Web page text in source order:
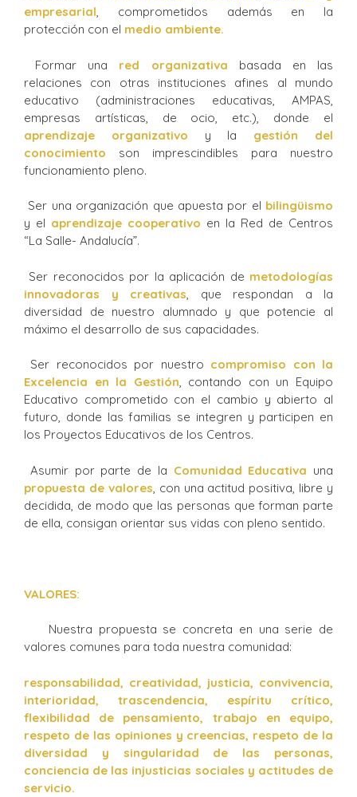
empresarial, comprometidos además en la
protección con el medio ambiente.
Formar una red organizativa basada en las
relaciones con otras instituciones afines al mundo
educativo (administraciones educativas, AMPAS,
empresas artísticas, de ocio, etc.), donde el
aprendizaje organizativo y la gestión del
conocimiento son imprescindibles para nuestro
funcionamiento pleno.
Ser una organización que apuesta por el bilingüismo
y el aprendizaje cooperativo en la Red de Centros
“La Salle- Andalucía”.
Ser reconocidos por la aplicación de metodologías
innovadoras y creativas , que respondan a la
diversidad de nuestro alumnado y que potencie al
máximo el desarrollo de sus capacidades.
Ser reconocidos por nuestro compromiso con la
Excelencia en la Gestión, contando con un Equipo
Educativo comprometido con el cambio y abierto al
futuro, donde las familias se integren y participen en
los Proyectos Educativos de los Centros.
Asumir por parte de la Comunidad Educativa una
propuesta de valores , con una actitud positiva, libre y
decidida, de modo que las personas que forman parte
de ella, consigan orientar sus vidas con pleno sentido.
VALORES:
Nuestra propuesta se concreta en una serie de
valores comunes para toda nuestra comunidad:
responsabilidad, creatividad, justicia, convivencia,
interioridad, trascendencia, espíritu crítico,
flexibilidad de pensamiento, trabajo en equipo,
respeto de las opiniones y creencias, respeto de la
diversidad y singularidad de las personas,
conciencia de las injusticias sociales y actitudes de
servicio.